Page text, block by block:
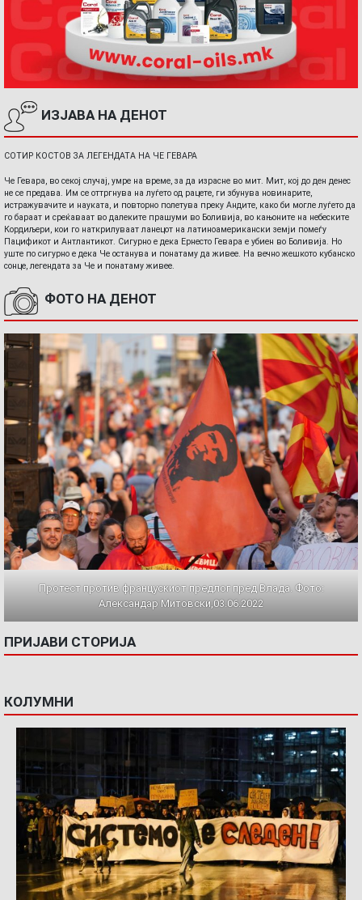
ИЗЈАВА НА ДЕНОТ
СОТИР КОСТОВ ЗА ЛЕГЕНДАТА НА ЧЕ ГЕВАРА
Че Гевара, во секој случај, умре на време, за да израсне во мит. Мит, кој до ден денес
не се предава. Им се оттргнува на луѓето од рацете, ги збунува новинарите,
истражувачите и науката, и повторно полетува преку Андите, како би могле луѓето да
го бараат и среќаваат во далеките прашуми во Боливија, во кањоните на небеските
Кордиљери, кои го наткрилуваат ланецот на латиноамерикански земји помеѓу
Пацификот и Антлантикот. Сигурно е дека Ернесто Гевара е убиен во Боливија. Но
уште по сигурно е дека Че останува и понатаму да живее. На вечно жешкото кубанско
сонце, легендата за Че и понатаму живее.
ФОТО НА ДЕНОТ
Протест против францускиот предлог пред Влада. Фото:
Александар Митовски,03.06.2022
ПРИЈАВИ СТОРИЈА
КОЛУМНИ